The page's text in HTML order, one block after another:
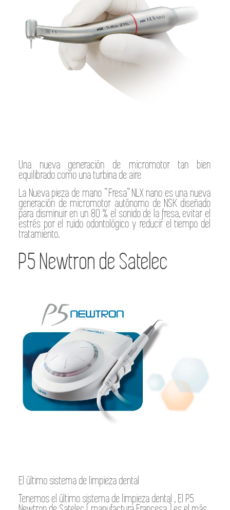
Una nueva generación de micromotor tan bien
equilibrado como una turbina de aire
La Nueva pieza de mano ” Fresa” NLX nano es una nueva
generación de micromotor autónomo de NSK diseñado
para disminuir en un 80 % el sonido de la fresa, evitar el
estrés por el ruido odontológico y reducir el tiempo del
tratamiento.
P5 Newtron de Satelec
El último sistema de limpieza dental
Tenemos el último sistema de limpieza dental , El P5